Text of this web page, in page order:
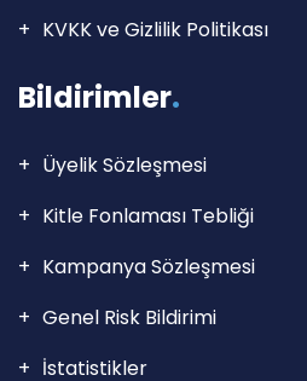
KVKK ve Gizlilik Politikası
Bildirimler.
Üyelik Sözleşmesi
Kitle Fonlaması Tebliği
Kampanya Sözleşmesi
Genel Risk Bildirimi
İstatistikler